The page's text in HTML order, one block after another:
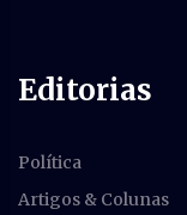
Editorias
Política
Artigos & Colunas